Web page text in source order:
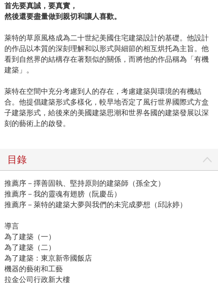
首先要真誠，要真實，
然後還要盡量做到親切和讓人喜歡。
萊特的草原風格成為二十世紀美國住宅建築設計的基礎。他設計
的作品以本質的深刻理解和以形式與細節的相互烘托為主旨。他
看到自然界的結構存在著類似的關係，而將他的作品稱為「有機
建築」。
萊特在空間中充分考慮到人的存在，考慮建築與環境的有機結
合。他提倡建築形式多樣化，較早地否定了風行世界國際式方盒
子建築形式，給後來的美國建築思潮和世界各國的建築發展以深
刻的藝術上的啟發。
目錄
推薦序－擇善固執、堅持原則的建築師（孫全文）
推薦序－我的靈魂有翅膀（阮慶岳）
推薦序－萊特的建築大夢與我們的未完成夢想（邱詠婷）
導言
為了建築（一）
為了建築（二）
為了建築：東京新帝國飯店
機器的藝術和工藝
拉金公司行政新大樓